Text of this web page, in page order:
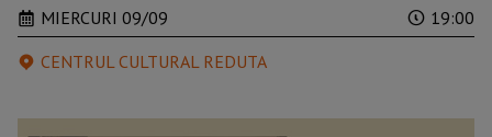
MIERCURI 09/09
19:00
CENTRUL CULTURAL REDUTA